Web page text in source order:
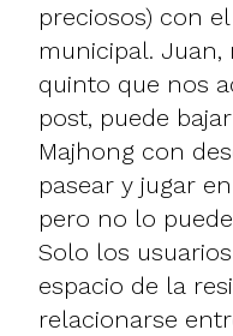
preciosos) con
municipal.
quinto que nos
post, puede
Majhong con
pasear y jugar
pero no lo
Solo los
espacio de la
relacionarse